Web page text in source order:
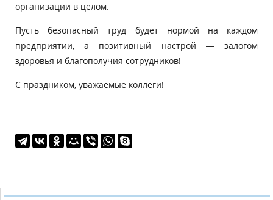
организации в целом.
Пусть безопасный труд будет нормой на каждом
предприятии, а позитивный настрой — залогом
здоровья и благополучия сотрудников!
С праздником, уважаемые коллеги!